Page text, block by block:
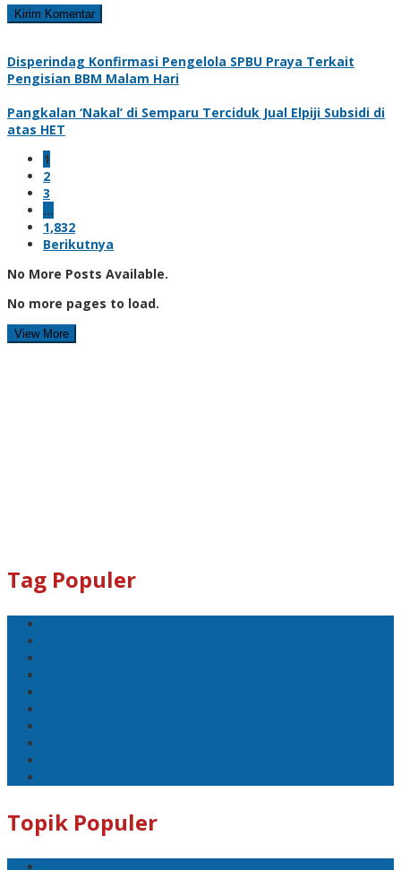
Disperindag Konfirmasi Pengelola SPBU Praya Terkait
Pengisian BBM Malam Hari
Pangkalan ‘Nakal’ di Semparu Terciduk Jual Elpiji Subsidi di
atas HET
1
2
3
…
1,832
Berikutnya
No More Posts Available.
No more pages to load.
View More
Tag Populer
Topik Populer